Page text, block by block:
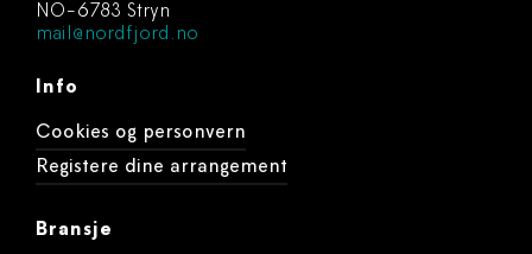
NO-6783 Stryn
mail@nordfjord.no
Info
Cookies og personvern
Registere dine arrangement
Bransje